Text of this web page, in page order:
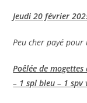
Jeudi 20 février
Peu cher payé
Poêlée de
– 1 spl bleu – 1